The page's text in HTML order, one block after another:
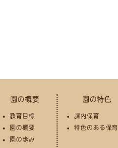
園の概要
教育目標
園の概要
園の歩み
園の特色
課内保育
特色のある保育